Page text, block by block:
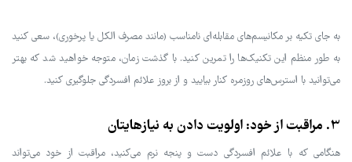
به جای تکیه بر مکانیسم‌های مقابله‌ای نامناسب (مانند مصرف الکل یا پرخوری)، سعی کنید
به طور منظم این تکنیک‌ها را تمرین کنید. با گذشت زمان، متوجه خواهید شد که بهتر
می‌توانید با استرس‌های روزمره کنار بیایید و از بروز علائم افسردگی جلوگیری کنید.
3. مراقبت از خود: اولویت دادن به نیازهایتان
هنگامی که با علائم افسردگی دست و پنجه نرم می‌کنید، مراقبت از خود می‌تواند